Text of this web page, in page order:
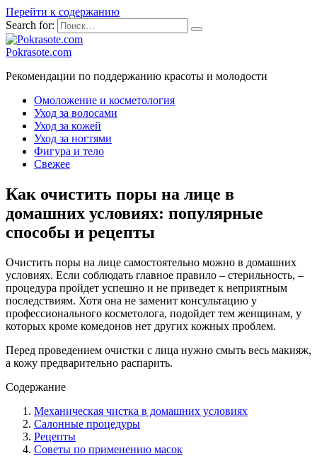
Перейти к содержанию
Search for:
Pokrasote.com
Рекомендации по поддержанию красоты и молодости
Омоложение и косметология
Уход за волосами
Уход за кожей
Уход за ногтями
Фигура и тело
Свежее
Как очистить поры на лице в
домашних условиях: популярные
способы и рецепты
Очистить поры на лице самостоятельно можно в домашних
условиях. Если соблюдать главное правило – стерильность, –
процедура пройдет успешно и не приведет к неприятным
последствиям. Хотя она не заменит консультацию у
профессионального косметолога, подойдет тем женщинам, у
которых кроме комедонов нет других кожных проблем.
Перед проведением очистки с лица нужно смыть весь макияж,
а кожу предварительно распарить.
Содержание
Механическая чистка в домашних условиях
Салонные процедуры
Рецепты
Советы по применению масок